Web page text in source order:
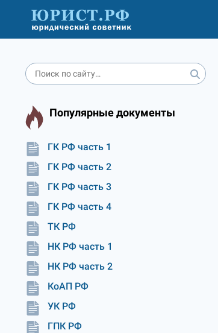
Популярные документы
ГК РФ часть 1
ГК РФ часть 2
ГК РФ часть 3
ГК РФ часть 4
ТК РФ
НК РФ часть 1
НК РФ часть 2
КоАП РФ
УК РФ
ГПК РФ